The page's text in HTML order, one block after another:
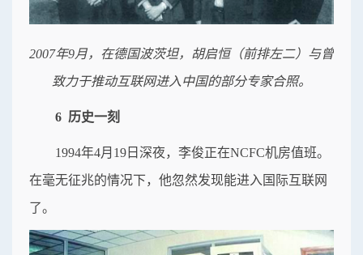
2007年9月，在德国波茨坦，胡启恒（前排左二）与曾
致力于推动互联网进入中国的部分专家合照。
6 历史一刻
1994年4月19日深夜，李俊正在NCFC机房值班。
在毫无征兆的情况下，他忽然发现能进入国际互联网
了。